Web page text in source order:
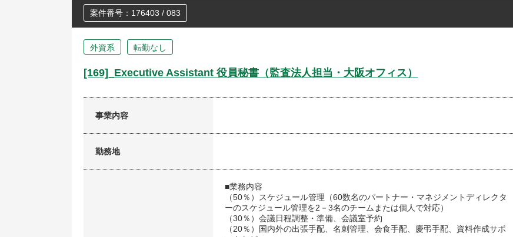
案件番号：176403 / 083
外資系 転勤なし
[169]_Executive Assistant 役員秘書（監査法人担当・大阪オフィス）
事業内容
勤務地
■業務内容
（50％）スケジュール管理（60数名のパートナー・マネジメントディレクタ
ーのスケジュール管理を2－3名のチームまたは個人で対応）
（30％）会議日程調整・準備、会議室予約
（20％）国内外の出張手配、名刺管理、会食手配、慶弔手配、資料作成サポ